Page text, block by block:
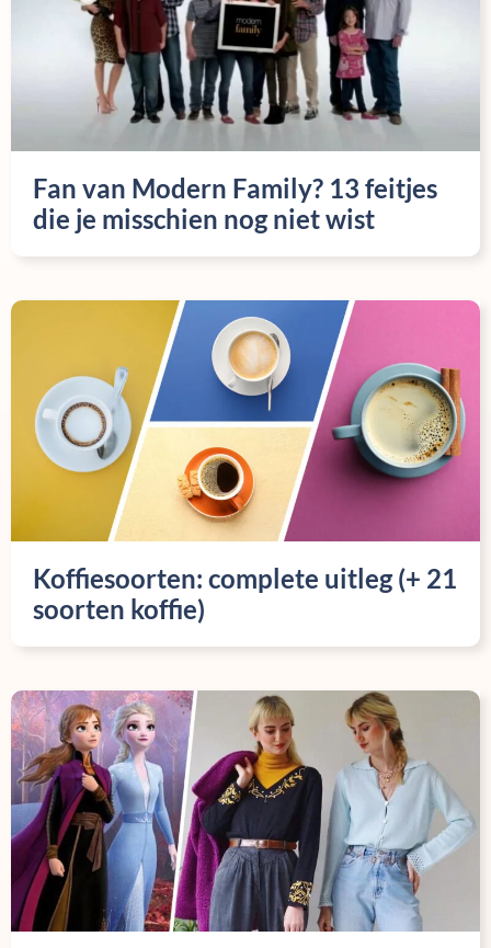
Fan van Modern Family? 13 feitjes
die je misschien nog niet wist
Koffiesoorten: complete uitleg (+ 21
soorten koffie)